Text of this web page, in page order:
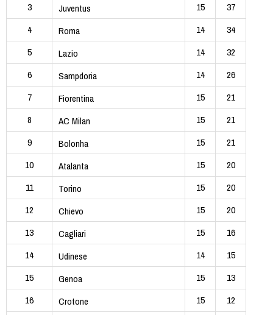
3
Juventus 15
37
4
Roma 14
34
5
Lazio 14
32
6
Sampdoria 14
26
7
Fiorentina 15
21
8
AC Milan 15
21
9
Bolonha 15
21
10
Atalanta 15
20
11
Torino 15
20
12
Chievo 15
20
13
Cagliari 15
16
14
Udinese 14
15
15
Genoa 15
13
16
Crotone 15
12